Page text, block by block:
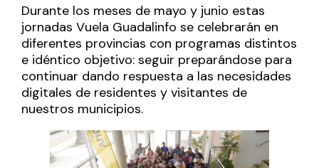
Durante los meses de mayo y junio estas
jornadas Vuela Guadalinfo se celebrarán en
diferentes provincias con programas distintos
e idéntico objetivo: seguir preparándose para
continuar dando respuesta a las necesidades
digitales de residentes y visitantes de
nuestros municipios.